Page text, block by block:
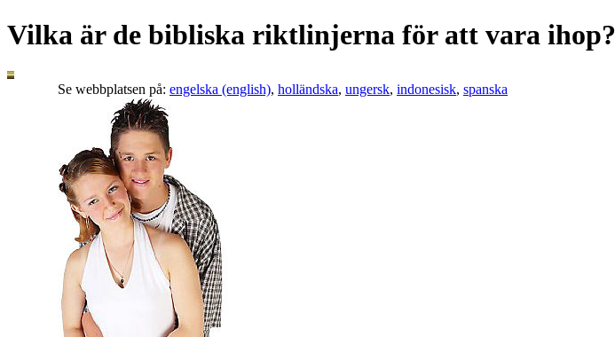
Vilka är de bibliska riktlinjerna för att vara ihop?
Se webbplatsen på: engelska (english), holländska, ungersk, indonesisk, spanska